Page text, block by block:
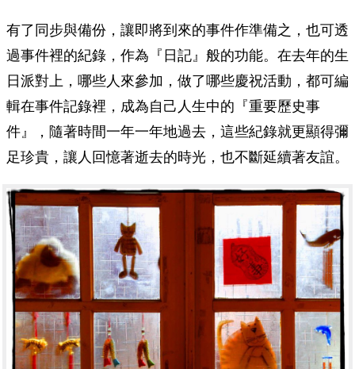
有了同步與備份，讓即將到來的事件作準備之，也可透
過事件裡的紀錄，作為『日記』般的功能。在去年的生
日派對上，哪些人來參加，做了哪些慶祝活動，都可編
輯在事件記錄裡，成為自己人生中的『重要歷史事
件』，隨著時間一年一年地過去，這些紀錄就更顯得彌
足珍貴，讓人回憶著逝去的時光，也不斷延續著友誼。